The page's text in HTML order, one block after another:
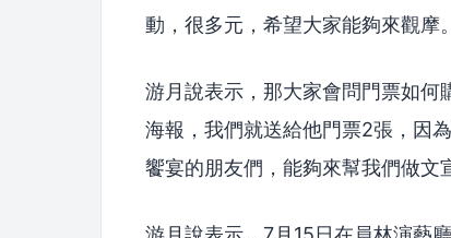
動，很多元，希望大家能夠來觀摩。
游月說表示，那大家會問門票如何
海報，我們就送給他門票2張，因
饗宴的朋友們，能夠來幫我們做文